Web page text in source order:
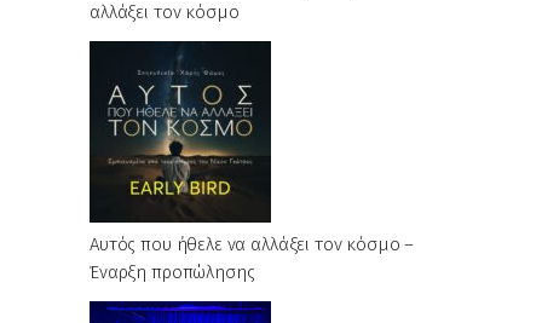
αλλάξει τον κόσμο
Αυτός που ήθελε να αλλάξει τον κόσμο –
Έναρξη προπώλησης